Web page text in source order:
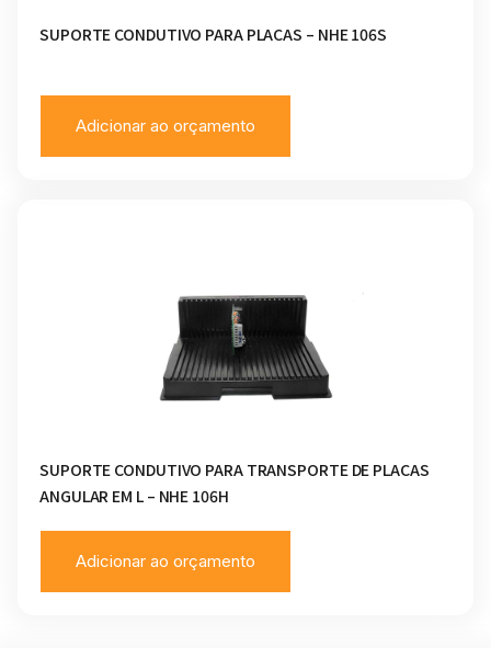
SUPORTE CONDUTIVO PARA PLACAS – NHE 106S
Adicionar ao orçamento
SUPORTE CONDUTIVO PARA TRANSPORTE DE PLACAS
ANGULAR EM L – NHE 106H
Adicionar ao orçamento